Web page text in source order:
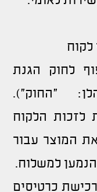
לקוח
לחוק הגנת
התשמ"א-1981(להלן: "החוק").
לזכות הלקוח
המוצר עבור
למשלוח.
כרטיסים